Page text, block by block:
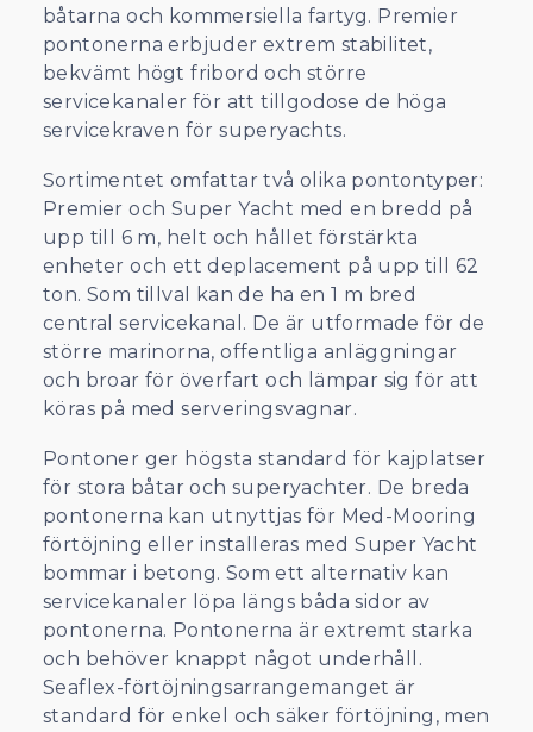
båtarna och kommersiella fartyg. Premier
pontonerna erbjuder extrem stabilitet,
bekvämt högt fribord och större
servicekanaler för att tillgodose de höga
servicekraven för superyachts.
Sortimentet omfattar två olika pontontyper:
Premier och Super Yacht med en bredd på
upp till 6 m, helt och hållet förstärkta
enheter och ett deplacement på upp till 62
ton. Som tillval kan de ha en 1 m bred
central servicekanal. De är utformade för de
större marinorna, offentliga anläggningar
och broar för överfart och lämpar sig för att
köras på med serveringsvagnar.
Pontoner ger högsta standard för kajplatser
för stora båtar och superyachter. De breda
pontonerna kan utnyttjas för Med-Mooring
förtöjning eller installeras med Super Yacht
bommar i betong. Som ett alternativ kan
servicekanaler löpa längs båda sidor av
pontonerna. Pontonerna är extremt starka
och behöver knappt något underhåll.
Seaflex-förtöjningsarrangemanget är
standard för enkel och säker förtöjning, men